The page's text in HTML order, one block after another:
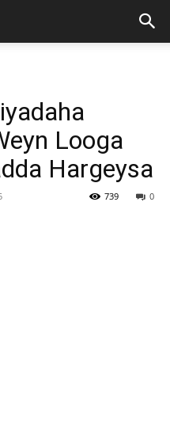
Looga
Hargeysa
0
739